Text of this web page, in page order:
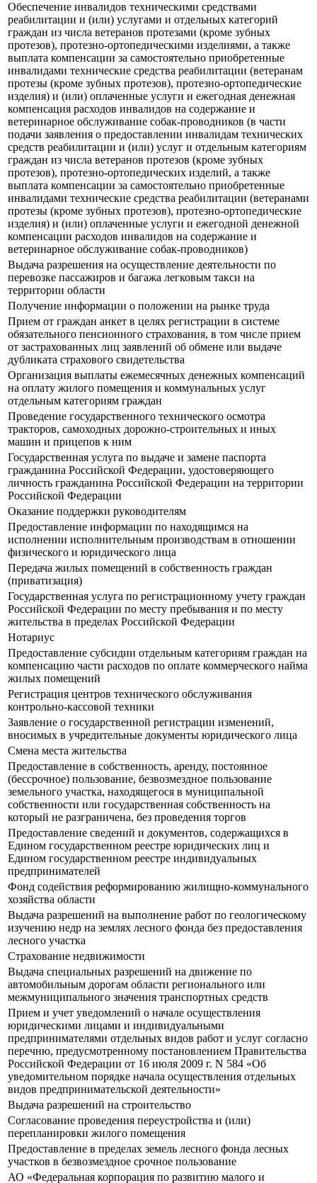
Обеспечение инвалидов техническими средствами
реабилитации и (или) услугами и отдельных категорий
граждан из числа ветеранов протезами (кроме зубных
протезов), протезно-ортопедическими изделиями, а также
выплата компенсации за самостоятельно приобретенные
инвалидами технические средства реабилитации (ветеранам
протезы (кроме зубных протезов), протезно-ортопедические
изделия) и (или) оплаченные услуги и ежегодная денежная
компенсация расходов инвалидов на содержание и
ветеринарное обслуживание собак-проводников (в части
подачи заявления о предоставлении инвалидам технических
средств реабилитации и (или) услуг и отдельным категориям
граждан из числа ветеранов протезов (кроме зубных
протезов), протезно-ортопедических изделий, а также
выплата компенсации за самостоятельно приобретенные
инвалидами технические средства реабилитации (ветеранами
протезы (кроме зубных протезов), протезно-ортопедические
изделия) и (или) оплаченные услуги и ежегодной денежной
компенсации расходов инвалидов на содержание и
ветеринарное обслуживание собак-проводников)
Выдача разрешения на осуществление деятельности по
перевозке пассажиров и багажа легковым такси на
территории области
Получение информации о положении на рынке труда
Прием от граждан анкет в целях регистрации в системе
обязательного пенсионного страхования, в том числе прием
от застрахованных лиц заявлений об обмене или выдаче
дубликата страхового свидетельства
Организация выплаты ежемесячных денежных компенсаций
на оплату жилого помещения и коммунальных услуг
отдельным категориям граждан
Проведение государственного технического осмотра
тракторов, самоходных дорожно-строительных и иных
машин и прицепов к ним
Государственная услуга по выдаче и замене паспорта
гражданина Российской Федерации, удостоверяющего
личность гражданина Российской Федерации на территории
Российской Федерации
Оказание поддержки руководителям
Предоставление информации по находящимся на
исполнении исполнительным производствам в отношении
физического и юридического лица
Передача жилых помещений в собственность граждан
(приватизация)
Государственная услуга по регистрационному учету граждан
Российской Федерации по месту пребывания и по месту
жительства в пределах Российской Федерации
Нотариус
Предоставление субсидии отдельным категориям граждан на
компенсацию части расходов по оплате коммерческого найма
жилых помещений
Регистрация центров технического обслуживания
контрольно-кассовой техники
Заявление о государственной регистрации изменений,
вносимых в учредительные документы юридического лица
Смена места жительства
Предоставление в собственность, аренду, постоянное
(бессрочное) пользование, безвозмездное пользование
земельного участка, находящегося в муниципальной
собственности или государственная собственность на
который не разграничена, без проведения торгов
Предоставление сведений и документов, содержащихся в
Едином государственном реестре юридических лиц и
Едином государственном реестре индивидуальных
предпринимателей
Фонд содействия реформированию жилищно-коммунального
хозяйства области
Выдача разрешений на выполнение работ по геологическому
изучению недр на землях лесного фонда без предоставления
лесного участка
Страхование недвижимости
Выдача специальных разрешений на движение по
автомобильным дорогам области регионального или
межмуниципального значения транспортных средств
Прием и учет уведомлений о начале осуществления
юридическими лицами и индивидуальными
предпринимателями отдельных видов работ и услуг согласно
перечню, предусмотренному постановлением Правительства
Российской Федерации от 16 июля 2009 г. N 584 «Об
уведомительном порядке начала осуществления отдельных
видов предпринимательской деятельности»
Выдача разрешений на строительство
Согласование проведения переустройства и (или)
перепланировки жилого помещения
Предоставление в пределах земель лесного фонда лесных
участков в безвозмездное срочное пользование
АО «Федеральная корпорация по развитию малого и